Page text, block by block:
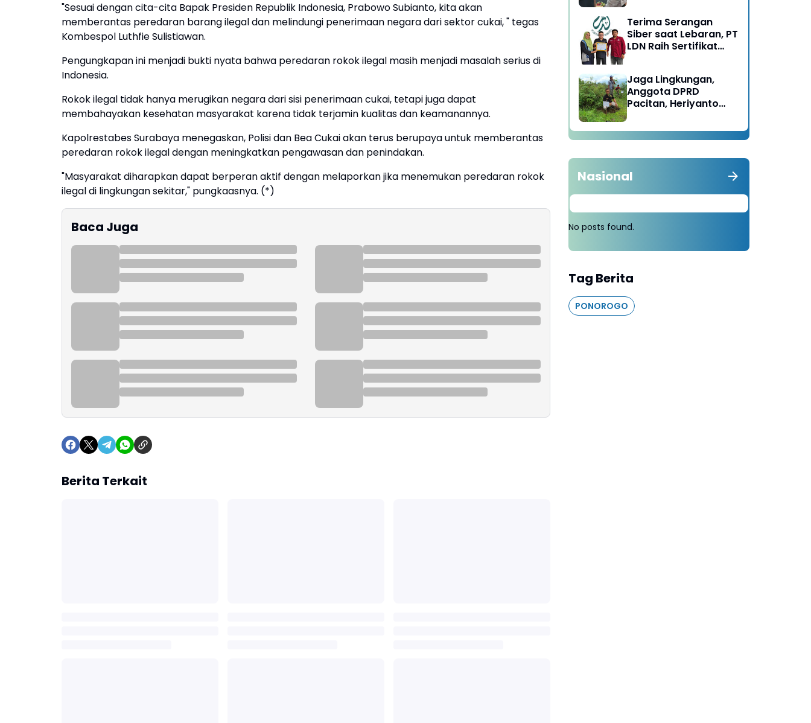
"Sesuai dengan cita-cita Bapak Presiden Republik Indonesia, Prabowo Subianto, kita akan
memberantas peredaran barang ilegal dan melindungi penerimaan negara dari sektor cukai, " tegas
Kombespol Luthfie Sulistiawan.
Pengungkapan ini menjadi bukti nyata bahwa peredaran rokok ilegal masih menjadi masalah serius di
Indonesia.
Rokok ilegal tidak hanya merugikan negara dari sisi penerimaan cukai, tetapi juga dapat
membahayakan kesehatan masyarakat karena tidak terjamin kualitas dan keamanannya.
Kapolrestabes Surabaya menegaskan, Polisi dan Bea Cukai akan terus berupaya untuk memberantas
peredaran rokok ilegal dengan meningkatkan pengawasan dan penindakan.
"Masyarakat diharapkan dapat berperan aktif dengan melaporkan jika menemukan peredaran rokok
ilegal di lingkungan sekitar," pungkaasnya. (*)
Baca Juga
Berita Terkait
Terima Serangan
Siber saat Lebaran, PT
LDN Raih Sertifikat
Karesidenan Madiun
Raya
Jaga Lingkungan,
Anggota DPRD
Pacitan, Heriyanto
Tebang 100 Pohon
diganti Tanam 1000
Nasional
No posts found.
Tag Berita
PONOROGO